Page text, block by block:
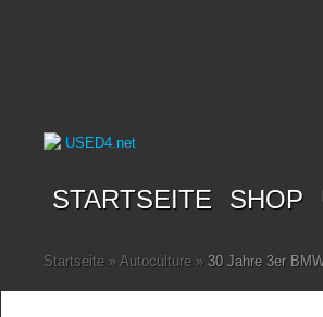
STARTSEITE SHOP
Startseite » Autoculture » 30 Jahre 3er